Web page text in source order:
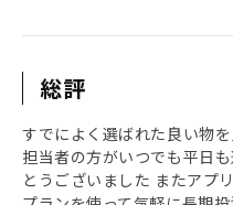
総評
すでによく選ばれた良い物
担当者の方がいつでも平日
とうございました またアプ